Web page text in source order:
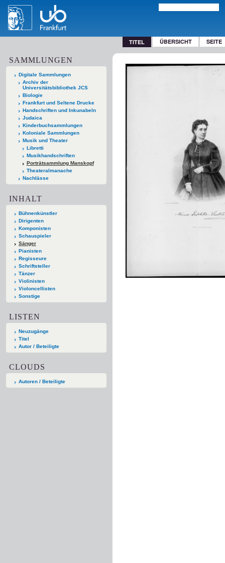
TITEL ÜBERSICHT SEITE
SAMMLUNGEN
Digitale Sammlungen
Archiv der
Universitätsbibliothek JCS
Biologie
Frankfurt und Seltene Drucke
Handschriften und Inkunabeln
Judaica
Kinderbuchsammlungen
Koloniale Sammlungen
Musik und Theater
Libretti
Musikhandschriften
Porträtsammlung Manskopf
Theateralmanache
Nachlässe
INHALT
Bühnenkünstler
Dirigenten
Komponisten
Schauspieler
Sänger
Pianisten
Regisseure
Schriftsteller
Tänzer
Violinisten
Violoncellisten
Sonstige
LISTEN
Neuzugänge
Titel
Autor / Beteiligte
CLOUDS
Autoren / Beteiligte